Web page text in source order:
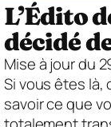
L’Édito
décidé
Mise à jour du
Si vous êtes là,
savoir ce que